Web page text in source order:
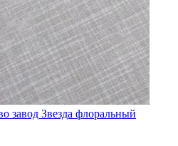
завод Звезда флоральный